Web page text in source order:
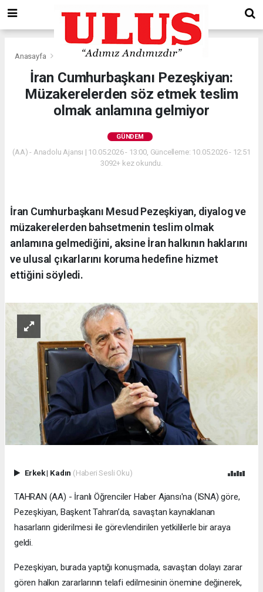
Anasayfa Gündem
İran Cumhurbaşkanı Pezeşkiyan:
Müzakerelerden söz etmek teslim
olmak anlamına gelmiyor
GÜNDEM
(AA) - Anadolu Ajansı | 10.05.2026 - 13:00, Güncelleme: 10.05.2026 - 12:51
3092+ kez okundu.
İran Cumhurbaşkanı Mesud Pezeşkiyan, diyalog ve
müzakerelerden bahsetmenin teslim olmak
anlamına gelmediğini, aksine İran halkının haklarını
ve ulusal çıkarlarını koruma hedefine hizmet
ettiğini söyledi.
Erkek| Kadın (Haberi Sesli Oku)
TAHRAN (AA) - İranlı Öğrenciler Haber Ajansı'na (ISNA) göre,
Pezeşkiyan, Başkent Tahran’da, savaştan kaynaklanan
hasarların giderilmesi ile görevlendirilen yetkililerle bir araya
geldi.
Pezeşkiyan, burada yaptığı konuşmada, savaştan dolayı zarar
gören halkın zararlarının telafi edilmesinin önemine değinerek,